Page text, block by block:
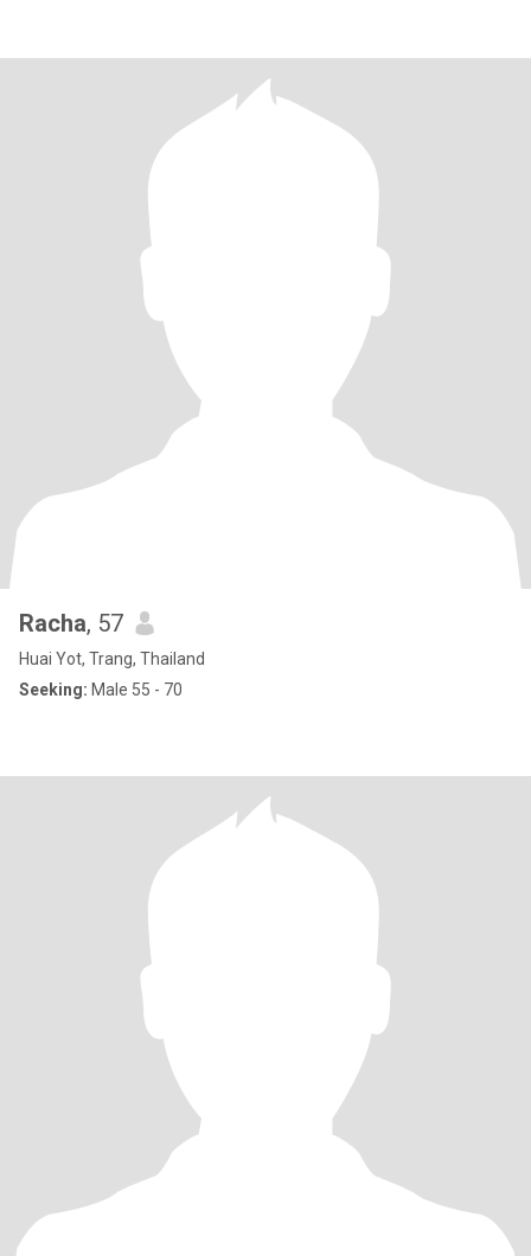
Racha, 57
Huai Yot, Trang, Thailand
Seeking: Male 55 - 70